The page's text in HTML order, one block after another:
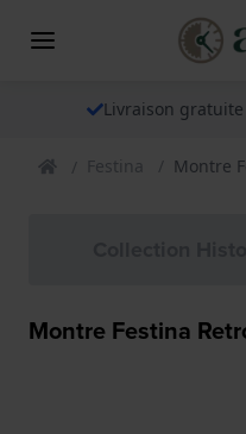
Livraison
Festina Montre
Montre Festina